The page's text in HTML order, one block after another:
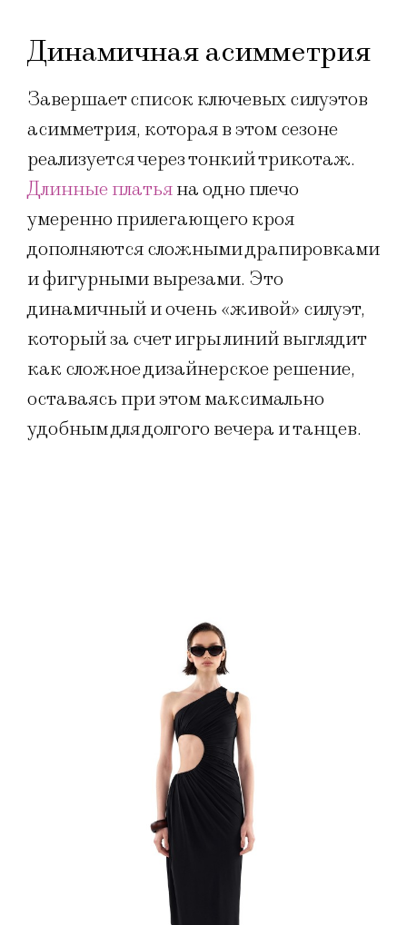
Динамичная асимметрия
Завершает список ключевых силуэтов
асимметрия, которая в этом сезоне
реализуется через тонкий трикотаж.
Длинные платьяна одно плечо
умеренно прилегающего кроя
дополняются сложными драпировками
и фигурными вырезами. Это
динамичный и очень «живой» силуэт,
который за счет игры линий выглядит
как сложное дизайнерское решение,
оставаясь при этом максимально
удобным для долгого вечера и танцев.